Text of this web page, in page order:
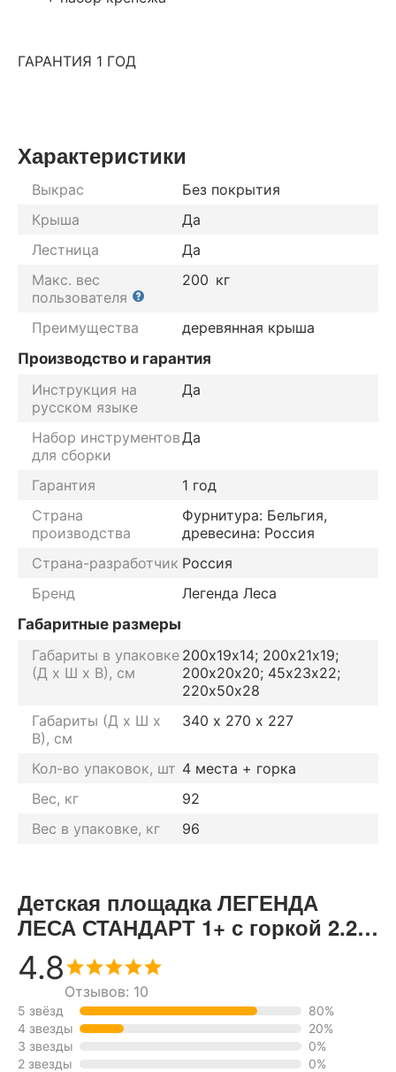
ГАРАНТИЯ 1 ГОД
Характеристики
Выкрас
Без покрытия
Крыша
Да
Лестница
Да
Макс. вес
пользователя
200 кг
Преимущества
деревянная крыша
Производство и гарантия
Инструкция на
русском языке
Да
Набор инструментов
для сборки
Да
Гарантия
1 год
Страна
производства
Фурнитура: Бельгия,
древесина: Россия
Страна-разработчик Россия
Бренд
Легенда Леса
Габаритные размеры
Габариты в упаковке
(Д х Ш х В), см
200х19х14; 200х21х19;
200х20х20; 45х23х22;
220х50х28
Габариты (Д х Ш х
В), см
340 х 270 х 227
Кол-во упаковок, шт 4 места + горка
Вес, кг
92
Вес в упаковке, кг
96
Детская площадка ЛЕГЕНДА
ЛЕСА СТАНДАРТ 1+ с горкой 2.2м
отзывы от реальных
покупателей нашего интернет-
магазина
4.8
Отзывов: 10
5 звёзд
80%
4 звезды
20%
3 звезды
0%
2 звезды
0%